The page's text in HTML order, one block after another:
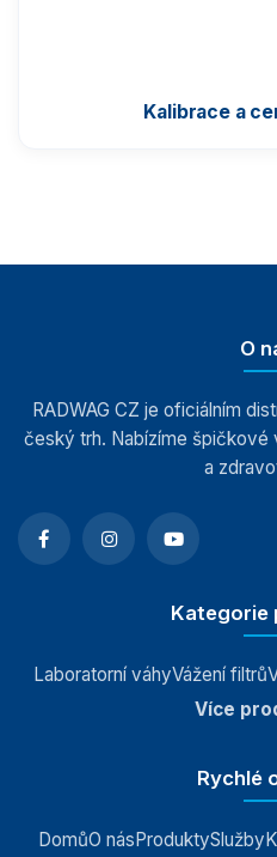
Kalibrace a
O
RADWAG CZ je oficiálním
český trh. Nabízíme špičkové
a
Kategorie
Laboratorní váhyVážení filtrů
Více
Rychlé
DomůO násProduktySlužby